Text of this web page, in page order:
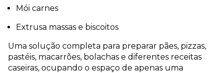
Mói carnes
Extrusa massas e biscoitos
Uma solução completa para preparar pães, pizzas,
pastéis, macarrões, bolachas e diferentes receitas
caseiras, ocupando o espaço de apenas uma